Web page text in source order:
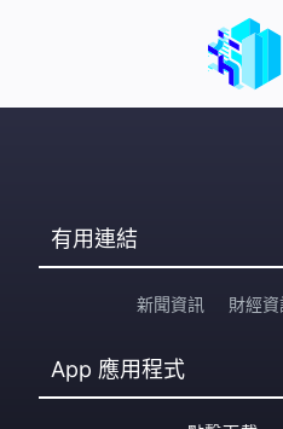
有用連結
新聞資訊 財經
App 應用程式